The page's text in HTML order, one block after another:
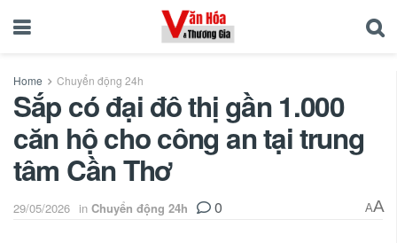
Home Chuyển động 24h
Sắp có đại đô thị gần 1.000
căn hộ cho công an tại trung
tâm Cần Thơ
29/05/2026 in Chuyển động 24h 0 AA